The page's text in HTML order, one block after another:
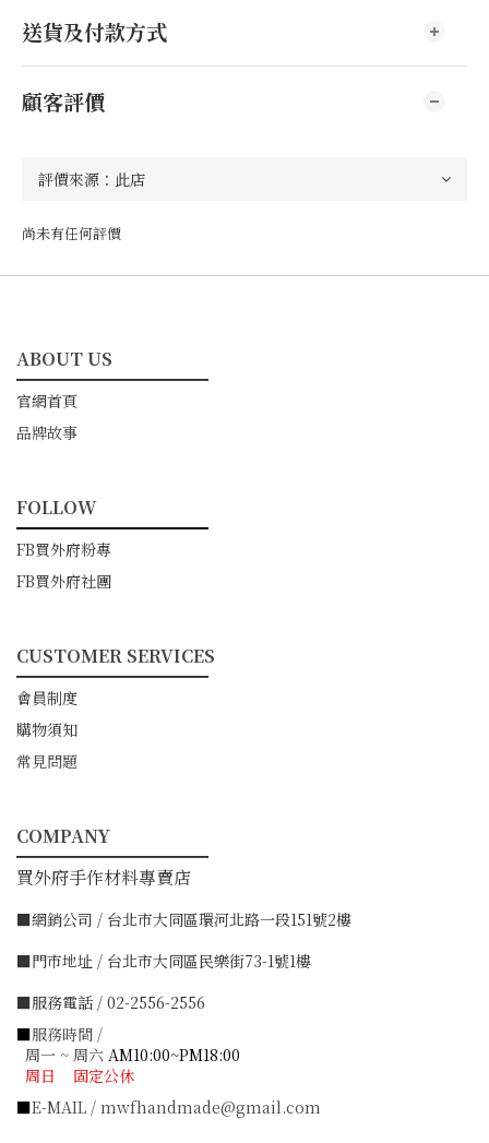
送貨及付款方式
顧客評價
尚未有任何評價
ABOUT US
━━━━━━━━━━━
官網首頁
品牌故事
FOLLOW
━━━━━━━━━━━
FB買外府粉專
FB買外府社團
CUSTOMER SERVICES
━━━━━━━━━━━
會員制度
購物須知
常見問題
COMPANY
━━━━━━━━━━━
買外府手作材料專賣店
■網銷公司 / 台北市大同區環河北路一段151號2樓
■門市地址 / 台北市大同區民樂街73-1號1樓
■服務電話 / 02-2556-2556
■服務時間 /
周一 ~ 周六 AM10:00~PM18:00
周日 固定公休
■E-MAIL / mwfhandmade@gmail.com